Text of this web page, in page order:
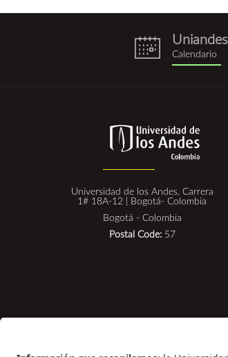
eventos.png
Calendario
Universidad de los Andes, Carrera
1# 18A-12 | Bogotá- Colombia
Bogotá - Colombia
Postal Code: 57